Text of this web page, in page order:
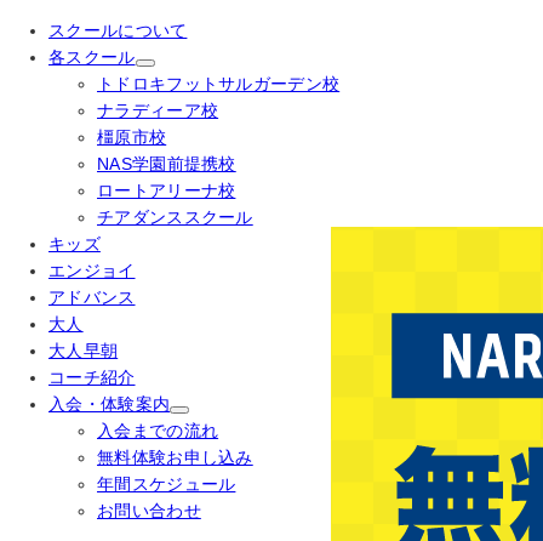
スクールについて
各スクール
トドロキフットサルガーデン校
ナラディーア校
橿原市校
NAS学園前提携校
ロートアリーナ校
チアダンススクール
キッズ
エンジョイ
アドバンス
大人
大人早朝
コーチ紹介
入会・体験案内
入会までの流れ
無料体験お申し込み
年間スケジュール
お問い合わせ